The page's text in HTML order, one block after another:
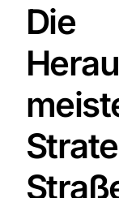
Die